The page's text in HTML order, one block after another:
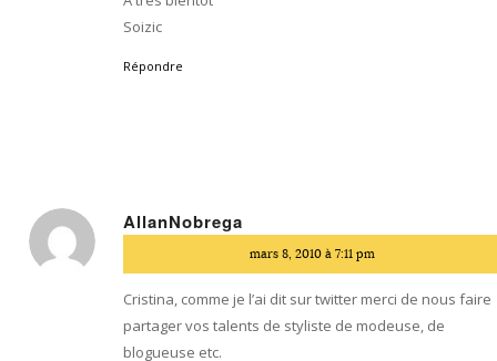
Soizic
Répondre
AllanNobrega
mars 8, 2010 à 7:11 pm
Cristina, comme je l’ai dit sur twitter merci de nous faire
partager vos talents de styliste de modeuse, de
blogueuse etc.